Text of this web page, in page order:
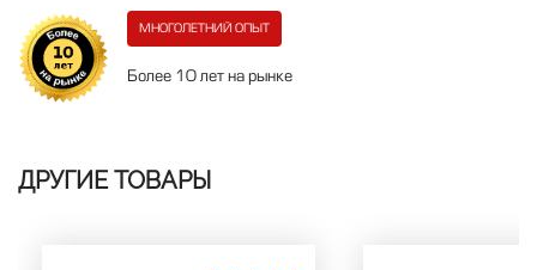
МНОГОЛЕТНИЙ ОПЫТ
Более 10 лет на рынке
ДРУГИЕ ТОВАРЫ